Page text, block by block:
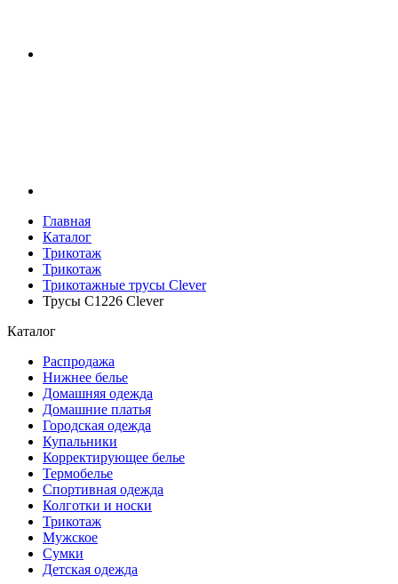
Главная
Каталог
Трикотаж
Трикотаж
Трикотажные трусы Clever
Трусы C1226 Clever
Каталог
Распродажа
Нижнее белье
Домашняя одежда
Домашние платья
Городская одежда
Купальники
Корректирующее белье
Термобелье
Спортивная одежда
Колготки и носки
Трикотаж
Мужское
Сумки
Детская одежда